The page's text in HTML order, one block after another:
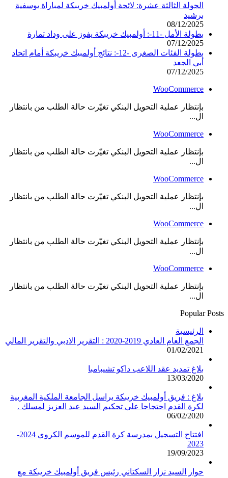
الجولة الثالثة عشرة: لائحة أولمبيك خريبكة لمباراة يوسفية
برشيد
08/12/2025
بطولة الأمل -11-: أولمبيك خريبكة يفوز على وداد تمارة
07/12/2025
بطولة الفئات الصغرى -12-: نتائج أولمبيك خريبكة أمام اتحاد
أبي الجعد
07/12/2025
WooCommerce
بإنتظار عملية التحويل البنكي تغيّرت حالة الطلب من بانتظار
ال...
WooCommerce
بإنتظار عملية التحويل البنكي تغيّرت حالة الطلب من بانتظار
ال...
WooCommerce
بإنتظار عملية التحويل البنكي تغيّرت حالة الطلب من بانتظار
ال...
WooCommerce
بإنتظار عملية التحويل البنكي تغيّرت حالة الطلب من بانتظار
ال...
WooCommerce
بإنتظار عملية التحويل البنكي تغيّرت حالة الطلب من بانتظار
ال...
Popular Posts
الرئيسية
الجمع العام العادي 2019-2020 : التقرير الادبي والتقرير المالي
01/02/2021
بلاغ تمديد عقد اللاعب داكو تشيبامبا
13/03/2020
بلاغ : فريق أولمبيك خريبكة يراسل الجامعة الملكية المغربية
لكرة القدم احتجاجا على تحكيم السيد عبد العزيز لمسلك .
06/02/2020
افتتاح التسجيل بمدرسة كرة القدم للموسم الكروي 2024-
2023
19/09/2023
حوار السيد نزار السكتاني رئيس فريق أولمبيك خريبكة مع